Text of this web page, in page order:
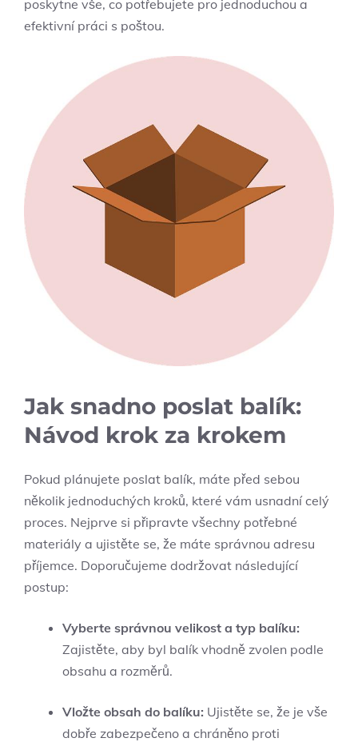
poskytne vše, co potřebujete pro jednoduchou a
efektivní práci s poštou.
Jak snadno poslat balík:
Návod krok za krokem
Pokud plánujete poslat balík, máte před sebou
několik jednoduchých kroků, které vám usnadní celý
proces. Nejprve si připravte všechny potřebné
materiály a ujistěte se, že máte správnou adresu
příjemce. Doporučujeme dodržovat následující
postup:
Vyberte správnou velikost a typ balíku:
Zajistěte, aby byl balík vhodně zvolen podle
obsahu a rozměrů.
Vložte obsah do balíku: Ujistěte se, že je vše
dobře zabezpečeno a chráněno proti